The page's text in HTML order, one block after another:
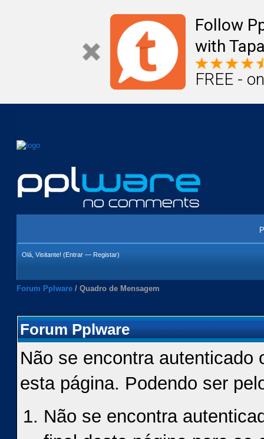
Follow
with
FREE -
Olá, Visitante! (Entrar — Registar)
Forum Pplware / Quadro de Mensagem
Forum Pplware
Não se encontra autenticado
esta página. Podendo ser
Não se encontra